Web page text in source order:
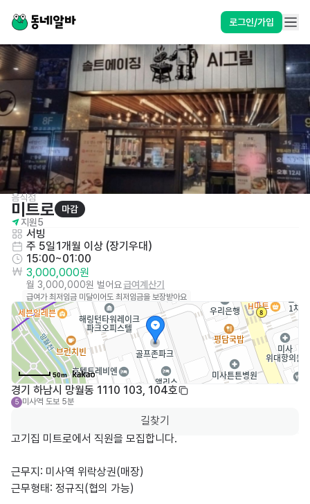
로그인/가입
음식점
미트로
마감
지원5
서빙
주 5일1개월 이상 (장기우대)
15:00~01:00
3,000,000원
월 3,000,000원 벌어요급여계산기
급여가 최저임금 미달이어도 최저임금을 보장받아요
50m
경기 하남시 망월동 1110 103, 104호
5 미사역 도보 5분
길찾기
고기집 미트로에서 직원을 모집합니다.
근무지: 미사역 위락상권(매장)
근무형태: 정규직(협의 가능)